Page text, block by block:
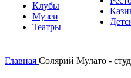
Клубы
Музеи
Театры
Главная Солярий Мулато -